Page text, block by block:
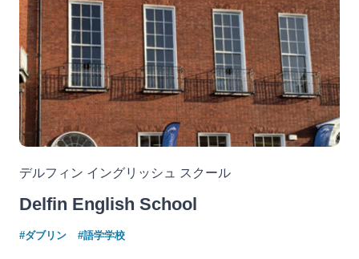
デルフィン イングリッシュ スクール
Delfin English School
#ダブリン #語学学校